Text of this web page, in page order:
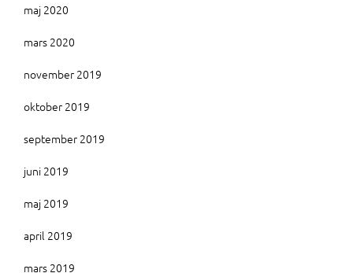
maj 2020
mars 2020
november 2019
oktober 2019
september 2019
juni 2019
maj 2019
april 2019
mars 2019